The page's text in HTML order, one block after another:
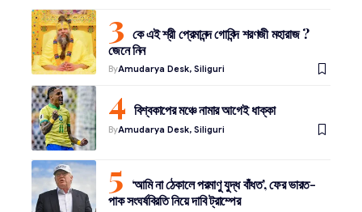
কে এই শ্রী প্রেমানন্দ গোবিন্দ শরণজী মহারাজ ?
জেনে নিন
ByAmudarya Desk, Siliguri
বিশ্বকাপের মঞ্চে নামার আগেই ধাক্কা
ByAmudarya Desk, Siliguri
‘আমি না ঠেকালে পরমাণু যুদ্ধ বাঁধত’, ফের ভারত-
পাক সংঘর্ষবিরতি নিয়ে দাবি ট্রাম্পের